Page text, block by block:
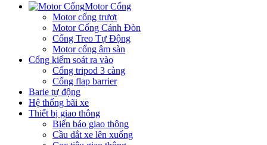
Motor Cổng
Motor cổng trượt
Motor Cổng Cánh Đòn
Cổng Treo Tự Động
Motor cổng âm sàn
Cổng kiểm soát ra vào
Cổng tripod 3 càng
Cổng flap barrier
Barie tự động
Hệ thống bãi xe
Thiết bị giao thông
Biển báo giao thông
Cầu dắt xe lên xuống